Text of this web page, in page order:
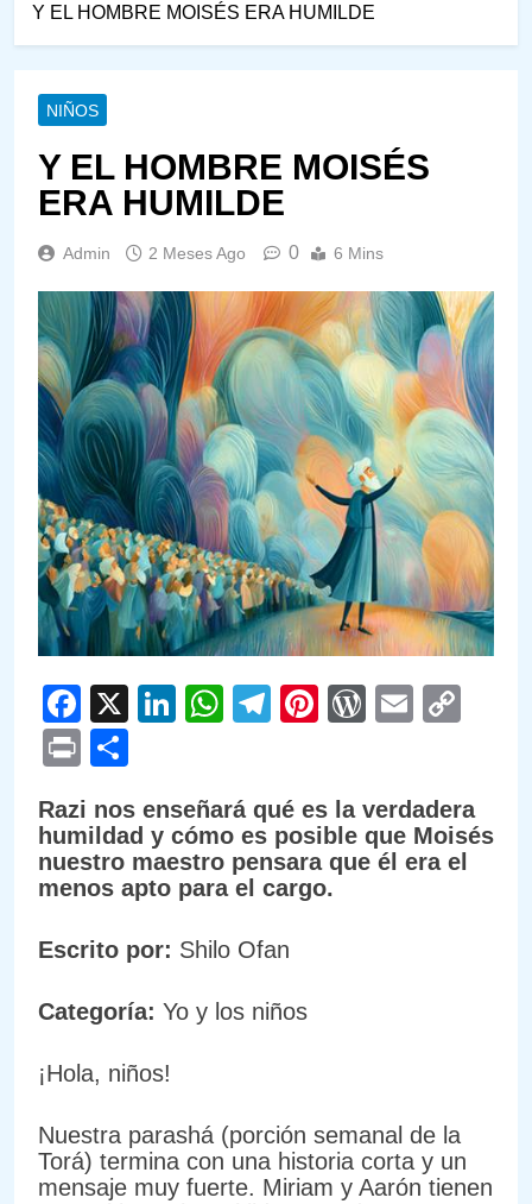
Y EL HOMBRE MOISÉS ERA HUMILDE
NIÑOS
Y EL HOMBRE MOISÉS
ERA HUMILDE
Admin 2 Meses Ago 0 6 Mins
Facebook
X LinkedIn
WhatsApp
Telegram
PinterestEmail
Print
Razi nos enseñará qué es la verdadera
humildad y cómo es posible que Moisés
nuestro maestro pensara que él era el
menos apto para el cargo.
Escrito por: Shilo Ofan
Categoría: Yo y los niños
¡Hola, niños!
Nuestra parashá (porción semanal de la
Torá) termina con una historia corta y un
mensaje muy fuerte. Miriam y Aarón tienen